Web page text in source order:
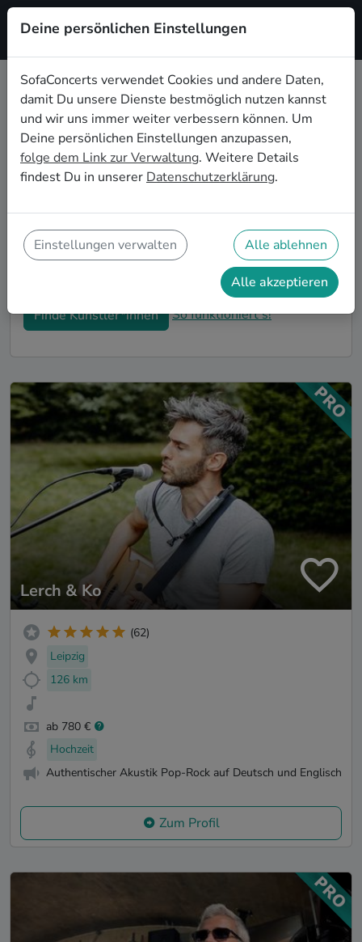
Registrieren
Rock Hochzeitsbands buchen in
Potsdam
Du bist auf der Suche nach einer Rock Hochzeitsband
in Potsdam für Deinen großen Tag? Dann bist du hier
Vielzahl an professionellen Rock Hochzeitsbands in
Potsdam, die euer Fest zu einem echten Highlight
werden lassen. Buche jetzt genau die richtige Live-
Finde Künstler*innen So funktioniert's!
Lerch & Ko
(62)
Leipzig
126 km
ab 780 €
Hochzeit
Authentischer Akustik Pop-Rock auf Deutsch und Englisch
Zum Profil
Deine persönlichen Einstellungen
SofaConcerts verwendet Cookies und andere Daten,
damit Du unsere Dienste bestmöglich nutzen kannst
und wir uns immer weiter verbessern können. Um
Deine persönlichen Einstellungen anzupassen,
folge dem Link zur Verwaltung. Weitere Details
findest Du in unserer Datenschutzerklärung.
Einstellungen verwalten Alle ablehnen
Alle akzeptieren